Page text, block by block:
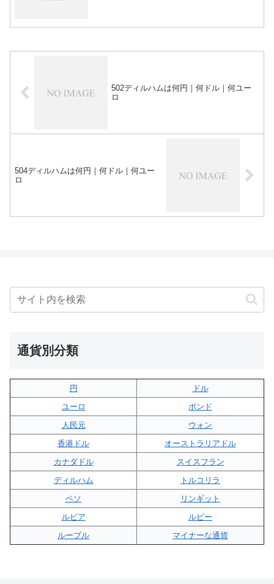
502ディルハムは何円｜何ドル｜何ユー
ロ
504ディルハムは何円｜何ドル｜何ユー
ロ
通貨別分類
円
ドル
ユーロ
ポンド
人民元
ウォン
香港ドル
オーストラリアドル
カナダドル
スイスフラン
ディルハム
トルコリラ
ペソ
リンギット
ルピア
ルピー
ルーブル
マイナーな通貨